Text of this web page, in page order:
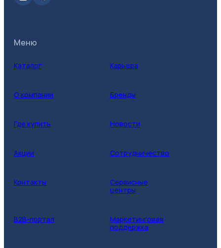
Меню
Каталог Карьера
О компании Бренды
Где купить Новости
Акции Сотрудничество
Контакты
Сервисные
центры
B2B-портал
Маркетинговая
поддержка